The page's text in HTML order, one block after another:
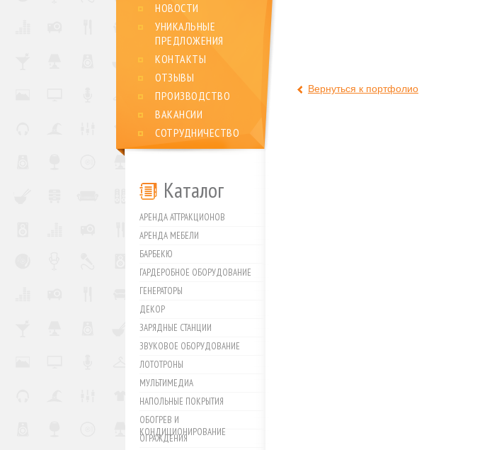
НОВОСТИ
УНИКАЛЬНЫЕ
ПРЕДЛОЖЕНИЯ
КОНТАКТЫ
ОТЗЫВЫ
ПРОИЗВОДСТВО
ВАКАНСИИ
СОТРУДНИЧЕСТВО
Каталог
АРЕНДА АТТРАКЦИОНОВ
АРЕНДА МЕБЕЛИ
БАРБЕКЮ
ГАРДЕРОБНОЕ ОБОРУДОВАНИЕ
ГЕНЕРАТОРЫ
ДЕКОР
ЗАРЯДНЫЕ СТАНЦИИ
ЗВУКОВОЕ ОБОРУДОВАНИЕ
ЛОТОТРОНЫ
МУЛЬТИМЕДИА
НАПОЛЬНЫЕ ПОКРЫТИЯ
ОБОГРЕВ И
КОНДИЦИОНИРОВАНИЕ
ОГРАЖДЕНИЯ
Вернуться к портфолио